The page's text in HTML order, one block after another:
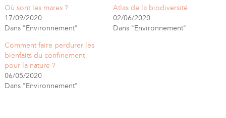
Où sont les mares ?
17/09/2020
Dans "Environnement"
Atlas de la biodiversité
02/06/2020
Dans "Environnement"
Comment faire perdurer les
bienfaits du confinement
pour la nature ?
06/05/2020
Dans "Environnement"